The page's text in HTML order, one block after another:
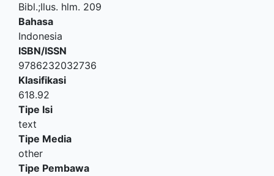
Bibl.;Ilus. hlm. 209
Bahasa
Indonesia
ISBN/ISSN
9786232032736
Klasifikasi
618.92
Tipe Isi
text
Tipe Media
other
Tipe Pembawa